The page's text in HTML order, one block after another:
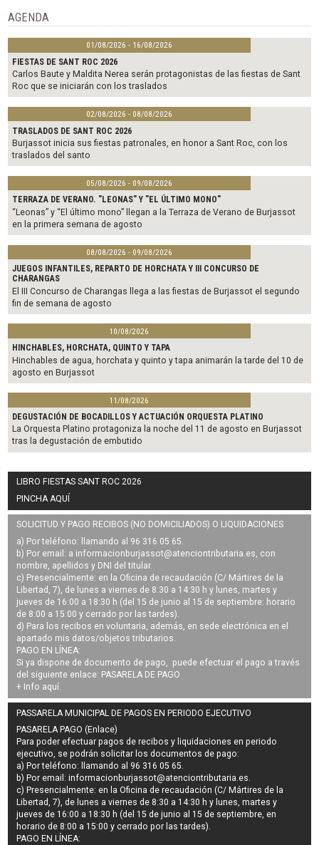
AGENDA
01/08/2026 - 16/08/2026
FIESTAS DE SANT ROC 2026
Carlos Baute y Maldita Nerea serán protagonistas de las fiestas de Sant
Roc que se iniciarán con los traslados
02/08/2026 - 08/08/2026
TRASLADOS DE SANT ROC 2026
Burjassot inicia sus fiestas patronales, en honor a Sant Roc, con los
traslados del santo
05/08/2026 - 09/08/2026
TERRAZA DE VERANO. "LEONAS" Y "EL ÚLTIMO MONO"
“Leonas” y “El último mono” llegan a la Terraza de Verano de Burjassot
en la primera semana de agosto
08/08/2026 - 09/08/2026
JUEGOS INFANTILES, REPARTO DE HORCHATA Y III CONCURSO DE
CHARANGAS
El III Concurso de Charangas llega a las fiestas de Burjassot el segundo
fin de semana de agosto
10/08/2026
HINCHABLES, HORCHATA, QUINTO Y TAPA
Hinchables de agua, horchata y quinto y tapa animarán la tarde del 10 de
agosto en Burjassot
11/08/2026
DEGUSTACIÓN DE BOCADILLOS Y ACTUACIÓN ORQUESTA PLATINO
La Orquesta Platino protagoniza la noche del 11 de agosto en Burjassot
tras la degustación de embutido
LIBRO FIESTAS SANT ROC 2026
PINCHA AQUÍ
SOLICITUD Y PAGO RECIBOS (NO DOMICILIADOS) O LIQUIDACIONES
a) Por teléfono: llamando al 96 316 05 65.
b) Por email: a informacionburjassot@atenciontributaria.es, con
nombre, apellidos y DNI del titular.
c) Presencialmente: en la Oficina de recaudación (C/ Mártires de la
Libertad, 7), de lunes a viernes de 8:30 a 14:30 h y lunes, martes y
jueves de 16:00 a 18:30 h (del 15 de junio al 15 de septiembre: horario
de 8:00 a 15:00 y cerrado por las tardes).
d) Para los recibos en voluntaria, además, en sede electrónica en el
apartado mis datos/objetos tributarios.
PAGO EN LÍNEA:
Si ya dispone de documento de pago, puede efectuar el pago a través
del siguiente enlace: PASARELA DE PAGO
+ Info aquí.
PASSARELA MUNICIPAL DE PAGOS EN PERIODO EJECUTIVO
PASARELA PAGO (Enlace)
Para poder efectuar pagos derecibos y liquidaciones en periodo
ejecutivo, se podrán solicitar los documentos de pago:
a) Por teléfono: llamando al 96 316 05 65.
b) Por email:informacionburjassot@atenciontributaria.es.
c) Presencialmente: en la Oficina de recaudación (C/ Mártires de la
Libertad, 7), de lunes a viernes de 8:30 a 14:30 h y lunes, martes y
jueves de 16:00 a 18:30 h (del 15 de junio al 15 de septiembre, en
horario de 8:00 a 15:00 y cerrado por las tardes).
PAGO EN LÍNEA: